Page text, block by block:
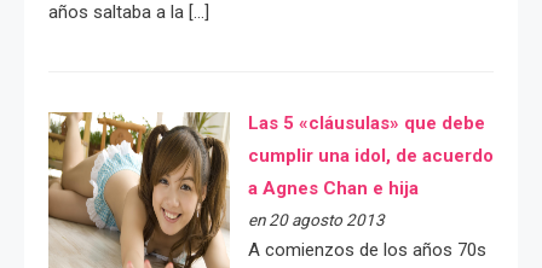
años saltaba a la […]
Las 5 «cláusulas» que debe
cumplir una idol, de acuerdo
a Agnes Chan e hija
en 20 agosto 2013
A comienzos de los años 70s